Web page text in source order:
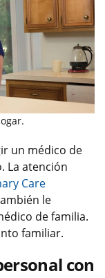
un médico de
La atención
Care
le
de familia.
familiar.
con